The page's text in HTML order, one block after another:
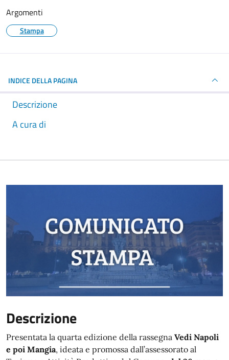
Argomenti
Stampa
INDICE DELLA PAGINA
Descrizione
A cura di
Descrizione
Presentata la quarta edizione della rassegna Vedi Napoli
e poi Mangia, ideata e promossa dall’assessorato al